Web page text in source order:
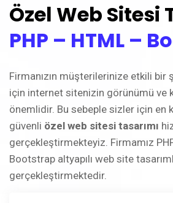
Özel Web Sitesi
PHP – HTML –
Firmanızın müşterilerinize etkili bir
için internet sitenizin görünümü ve
önemlidir. Bu sebeple sizler için en
güvenli özel web sitesi tasarımı
gerçekleştirmekteyiz. Firmamız
Bootstrap altyapılı web site
gerçekleştirmektedir.